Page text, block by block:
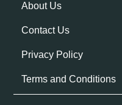
About Us
Contact Us
Privacy Policy
Terms and Conditions